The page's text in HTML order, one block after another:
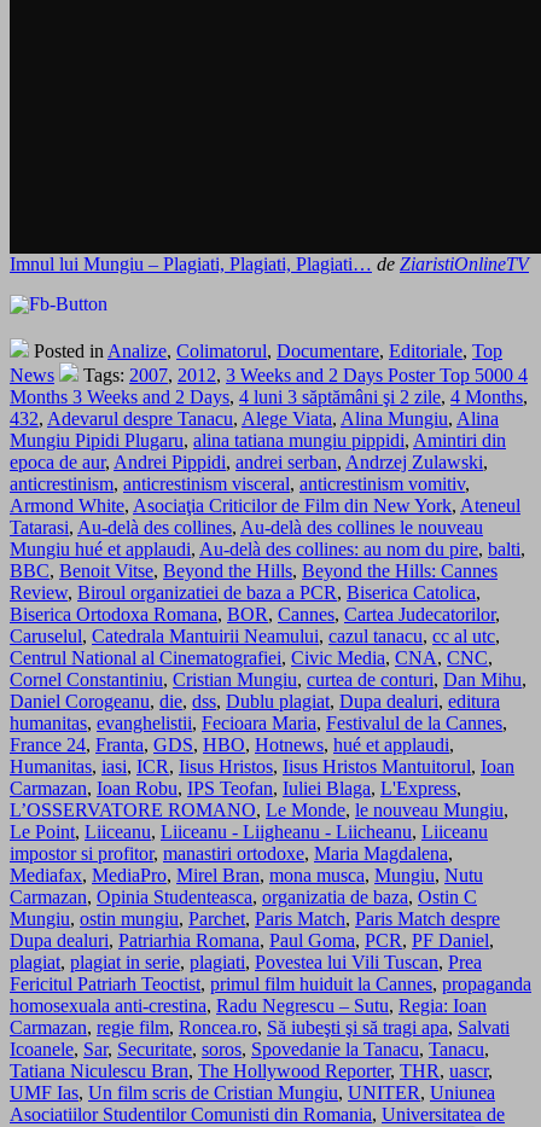
Imnul lui Mungiu – Plagiati, Plagiati, Plagiati… de ZiaristiOnlineTV
Posted in Analize, Colimatorul, Documentare, Editoriale, Top
News
Tags: 2007, 2012, 3 Weeks and 2 Days Poster Top 5000 4
Months 3 Weeks and 2 Days, 4 luni 3 săptămâni şi 2 zile, 4 Months,
432, Adevarul despre Tanacu, Alege Viata, Alina Mungiu, Alina
Mungiu Pipidi Plugaru, alina tatiana mungiu pippidi, Amintiri din
epoca de aur, Andrei Pippidi, andrei serban, Andrzej Zulawski,
anticrestinism, anticrestinism visceral, anticrestinism vomitiv,
Armond White, Asociaţia Criticilor de Film din New York, Ateneul
Tatarasi, Au-delà des collines, Au-delà des collines le nouveau
Mungiu hué et applaudi, Au-delà des collines: au nom du pire, balti,
BBC, Benoit Vitse, Beyond the Hills, Beyond the Hills: Cannes
Review, Biroul organizatiei de baza a PCR, Biserica Catolica,
Biserica Ortodoxa Romana, BOR, Cannes, Cartea Judecatorilor,
Caruselul, Catedrala Mantuirii Neamului, cazul tanacu, cc al utc,
Centrul National al Cinematografiei, Civic Media, CNA, CNC,
Cornel Constantiniu, Cristian Mungiu, curtea de conturi, Dan Mihu,
Daniel Corogeanu, die, dss, Dublu plagiat, Dupa dealuri, editura
humanitas, evanghelistii, Fecioara Maria, Festivalul de la Cannes,
France 24, Franta, GDS, HBO, Hotnews, hué et applaudi,
Humanitas, iasi, ICR, Iisus Hristos, Iisus Hristos Mantuitorul, Ioan
Carmazan, Ioan Robu, IPS Teofan, Iuliei Blaga, L'Express,
L’OSSERVATORE ROMANO, Le Monde, le nouveau Mungiu,
Le Point, Liiceanu, Liiceanu - Liigheanu - Liicheanu, Liiceanu
impostor si profitor, manastiri ortodoxe, Maria Magdalena,
Mediafax, MediaPro, Mirel Bran, mona musca, Mungiu, Nutu
Carmazan, Opinia Studenteasca, organizatia de baza, Ostin C
Mungiu, ostin mungiu, Parchet, Paris Match, Paris Match despre
Dupa dealuri, Patriarhia Romana, Paul Goma, PCR, PF Daniel,
plagiat, plagiat in serie, plagiati, Povestea lui Vili Tuscan, Prea
Fericitul Patriarh Teoctist, primul film huiduit la Cannes, propaganda
homosexuala anti-crestina, Radu Negrescu – Sutu, Regia: Ioan
Carmazan, regie film, Roncea.ro, Să iubeşti şi să tragi apa, Salvati
Icoanele, Sar, Securitate, soros, Spovedanie la Tanacu, Tanacu,
Tatiana Niculescu Bran, The Hollywood Reporter, THR, uascr,
UMF Ias, Un film scris de Cristian Mungiu, UNITER, Uniunea
Asociatiilor Studentilor Comunisti din Romania, Universitatea de